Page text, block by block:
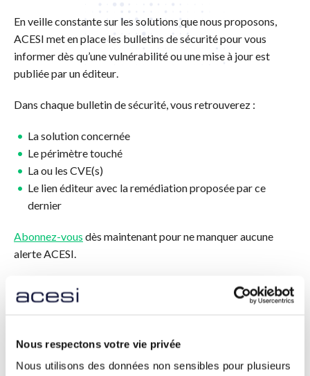
Nous respectons votre vie privée
Nous utilisons des données non sensibles pour plusieurs
En veille constante sur les solutions que nous proposons,
ACESI met en place les bulletins de sécurité pour vous
informer dès qu’une vulnérabilité ou une mise à jour est
publiée par un éditeur
Dans chaque bulletin de sécurité, vous retrouverez :
La solution concernée
Le périmètre touché
La ou les CVE(s)
Le lien éditeur avec la remédiation proposée par ce
dernier
Abonnez-vous dès maintenant pour ne manquer aucune
alerte ACESI.
ABONNEZ-VOUS